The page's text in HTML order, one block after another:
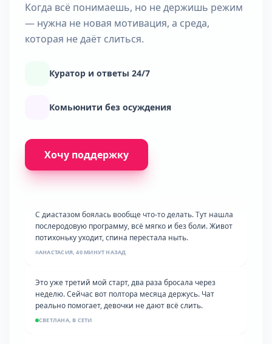
Когда всё понимаешь, но не держишь режим
— нужна не новая мотивация, а среда,
которая не даёт слиться.
Куратор и ответы 24/7
Комьюнити без осуждения
Хочу поддержку
совсем. Нашла 20 минут утром пока все спят. Уже
второй месяц, ни одной не пропустила!
КРИСТИНА, 2 ЧАСА НАЗАД
послеродовую программу, всё мягко и без боли. Живот
потихоньку уходит, спина перестала ныть.
АНАСТАСИЯ, 40 МИНУТ НАЗАД
неделю. Сейчас вот полтора месяца держусь. Чат
реально помогает, девочки не дают всё слить.
СВЕТЛАНА, В СЕТИ